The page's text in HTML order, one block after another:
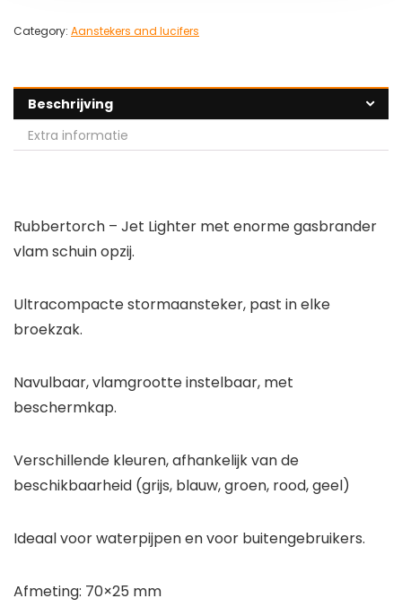
Category: Aanstekers and lucifers
Beschrijving
Extra informatie
Rubbertorch – Jet Lighter met enorme gasbrander
vlam schuin opzij.
Ultracompacte stormaansteker, past in elke
broekzak.
Navulbaar, vlamgrootte instelbaar, met
beschermkap.
Verschillende kleuren, afhankelijk van de
beschikbaarheid (grijs, blauw, groen, rood, geel)
Ideaal voor waterpijpen en voor buitengebruikers.
Afmeting: 70×25 mm